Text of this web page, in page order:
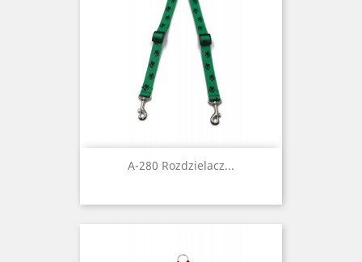
A-280 Rozdzielacz...